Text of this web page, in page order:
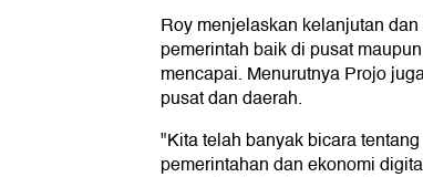
Roy menjelaskan kelanjutan
pemerintah baik di pusat
mencapai. Menurutnya Projo
pusat dan daerah.
"Kita telah banyak bicara
pemerintahan dan ekonomi